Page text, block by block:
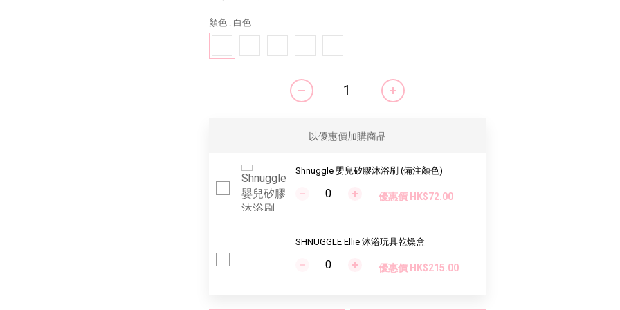
顏色 : 白色
以優惠價加購商品
Shnuggle 嬰兒矽膠沐浴刷 (備注顏色)
優惠價 HK$72.00
SHNUGGLE Ellie 沐浴玩具乾燥盒
優惠價 HK$215.00